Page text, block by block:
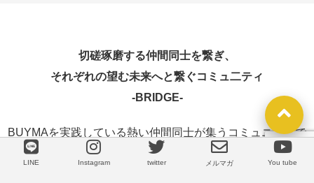
LINE
切磋琢磨する仲間同士を繋ぎ、
それぞれの望む未来へと繋ぐコミュ二ティ
-BRIDGE-
BUYMAを実践している熱い仲間同士が集うコミュニティで
す。
LINE Instagram twitter メルマガ You tube